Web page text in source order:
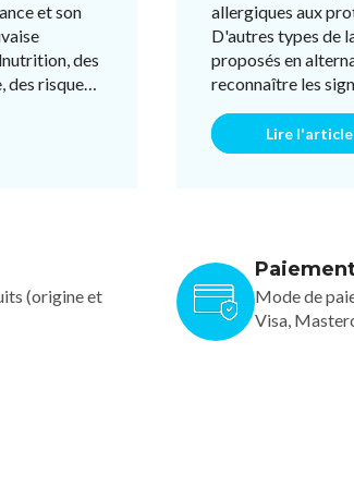
et son
des
des risques
allergiques aux
D'autres types de
proposés en
reconnaître les
Lire l'article
(origine et
Mode de
Visa,